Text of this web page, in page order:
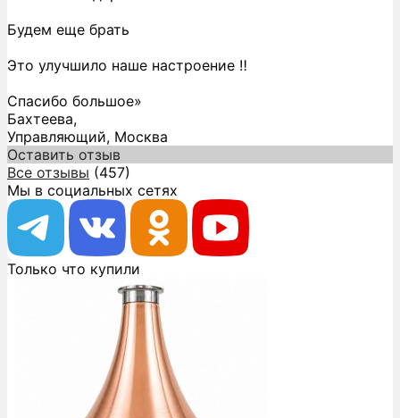
Будем еще брать
Это улучшило наше настроение ‼️
Спасибо большое»
Бахтеева,
Управляющий, Москва
Оставить отзыв
Все отзывы (457)
Мы в социальных сетях
Только что купили